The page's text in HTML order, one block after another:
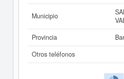
Municipio
Provincia
Otros teléfonos